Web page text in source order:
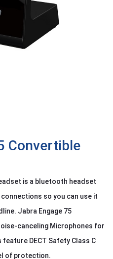
Convertible
is a bluetooth headset
so you can use it
Jabra Engage 75
canceling Microphones for
DECT Safety Class C
of protection.